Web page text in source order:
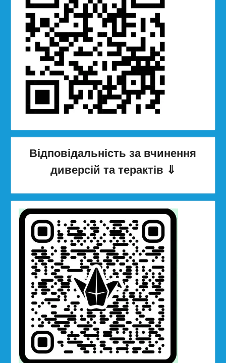
Відповідальність за вчинення
диверсій та терактів ⇓